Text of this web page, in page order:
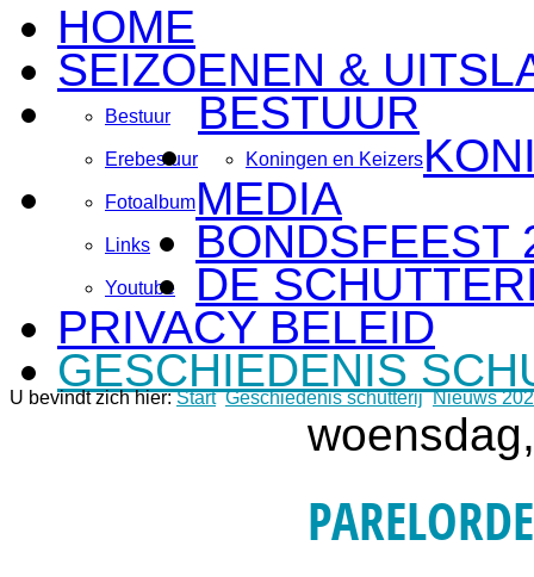
HOME
SEIZOENEN &
BESTUUR
Bestuur
Erebestuur Koningen en Keizers
MEDIA
Fotoalbum
Links
Youtube
BONDSFEEST
DE
PRIVACY BELEID
GESCHIEDENIS
U bevindt zich hier:Start Geschiedenis schutterij Nieuws